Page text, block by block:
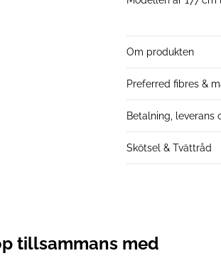
Om produkten
Preferred fibres &
Betalning, leverans
Skötsel & Tvättråd
tillsammans med